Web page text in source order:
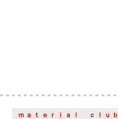
ｍａｔｅｒｉａｌ ｃｌｕｂ